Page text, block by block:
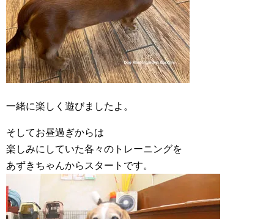
一緒に楽しく遊びましたよ。
そしてお昼過ぎからは
楽しみにしていた各々のトレーニングを
あずきちゃんからスタートです。